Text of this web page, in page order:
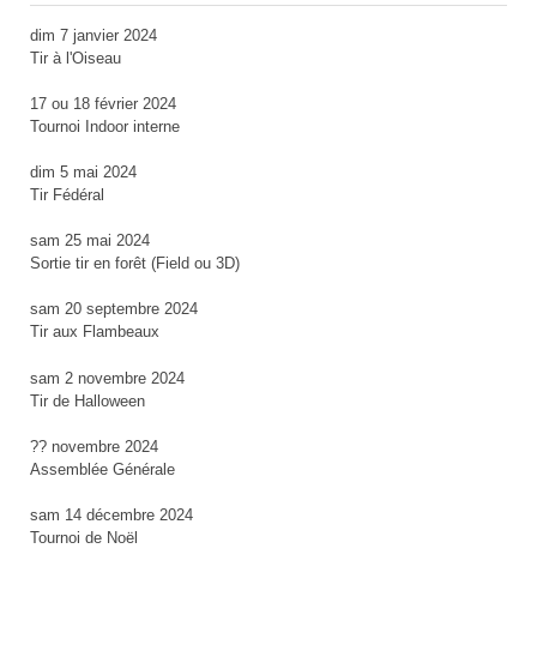
dim 7 janvier 2024
Tir à l'Oiseau
17 ou 18 février 2024
Tournoi Indoor interne
dim 5 mai 2024
Tir Fédéral
sam 25 mai 2024
Sortie tir en forêt (Field ou 3D)
sam 20 septembre 2024
Tir aux Flambeaux
sam 2 novembre 2024
Tir de Halloween
?? novembre 2024
Assemblée Générale
sam 14 décembre 2024
Tournoi de Noël